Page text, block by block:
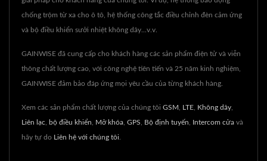
chống trộm từ xa cho ô tô, hệ thống công tắc điều chỉnh đèn cảm ứng
và bộ điều khiển sưởi nhiệt không dây...v.v.
GAINWISE đã cung cấp cho khách hàng các sản phẩm điện tử và viễn
thông chất lượng cao, với công nghệ tiên tiến và 25 năm kinh nghiệm,
GAINWISE đảm bảo đáp ứng mọi yêu cầu của từng khách hàng.
Xem các sản phẩm chất lượng của chúng tôi GSM LTE Không dây
Liên lạc bộ điều khiển Mở khóa GPS Bộ định tuyến Intercom cửa và
hãy tự do Liên hệ với chúng tôi